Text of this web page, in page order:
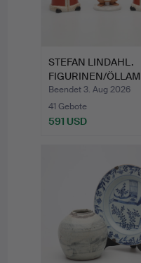
STEFAN LINDAHL.
FIGURINEN/
3 Stk.…
Beendet 3. Aug 2026
41 Gebote
591 USD